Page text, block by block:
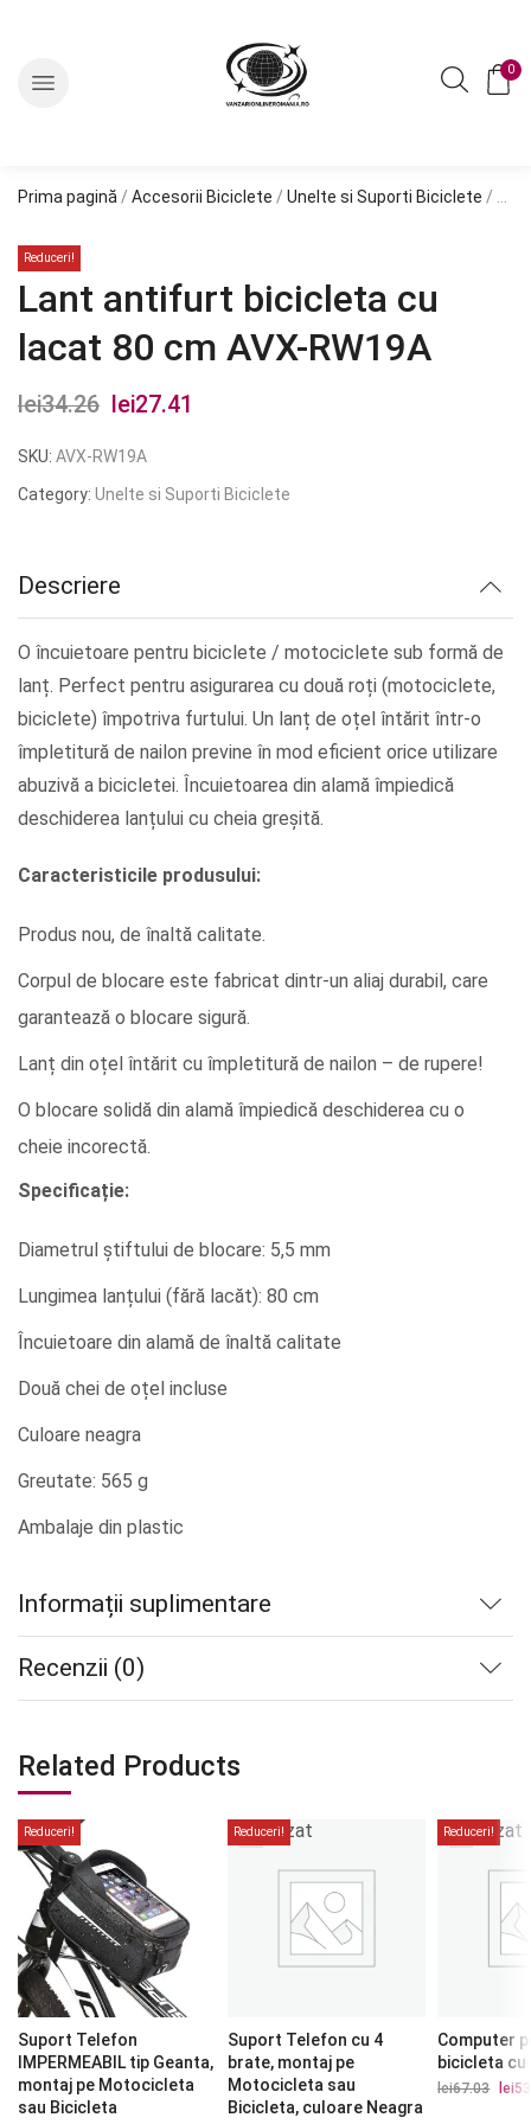
0
Prima pagină / Accesorii Biciclete / Unelte si Suporti Biciclete / Lant antifurt bicicleta cu lacat 80 cm AVX-RW19A
Reduceri!
Lant antifurt bicicleta cu
lacat 80 cm AVX-RW19A
lei34.26
Prețul
inițial
a
lei27.41
este:
SKU: AVX-RW19A
Category: Unelte si Suporti Biciclete
Descriere
O încuietoare pentru biciclete / motociclete sub formă de
lanț. Perfect pentru asigurarea cu două roți (motociclete,
biciclete) împotriva furtului. Un lanț de oțel întărit într-o
împletitură de nailon previne în mod eficient orice utilizare
abuzivă a bicicletei. Încuietoarea din alamă împiedică
deschiderea lanțului cu cheia greșită.
Caracteristicile produsului:
Produs nou, de înaltă calitate.
Corpul de blocare este fabricat dintr-un aliaj durabil, care
garantează o blocare sigură.
Lanț din oțel întărit cu împletitură de nailon – de rupere!
O blocare solidă din alamă împiedică deschiderea cu o
cheie incorectă.
Specificație:
Diametrul știftului de blocare: 5,5 mm
Lungimea lanțului (fără lacăt): 80 cm
Încuietoare din alamă de înaltă calitate
Două chei de oțel incluse
Culoare neagra
Greutate: 565 g
Ambalaje din plastic
Informații suplimentare
Recenzii (0)
Related Products
Reduceri!
Suport Telefon
IMPERMEABIL tip Geanta,
montaj pe Motocicleta
sau Bicicleta
Reduceri!
epuizat
Suport Telefon cu 4
brate, montaj pe
Motocicleta sau
Bicicleta, culoare Neagra
Reduceri!
epuizat
Computer
bicicleta
lei67.03 lei